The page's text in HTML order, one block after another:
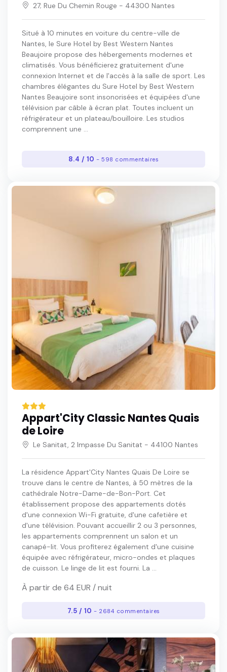
27; Rue Du Chemin Rouge - 44300 Nantes
Situé à 10 minutes en voiture du centre-ville de
Nantes, le Sure Hotel by Best Western Nantes
Beaujoire propose des hébergements modernes et
climatisés. Vous bénéficierez gratuitement d'une
connexion Internet et de l'accès à la salle de sport. Les
chambres élégantes du Sure Hotel by Best Western
Nantes Beaujoire sont insonorisées et équipées d'une
télévision par câble à écran plat. Toutes incluent un
réfrigérateur et un plateau/bouilloire. Les studios
comprennent une ...
8.4 / 10- 598 commentaires
Appart'City Classic Nantes Quais
de Loire
Le Sanitat, 2 Impasse Du Sanitat - 44100 Nantes
La résidence Appart'City Nantes Quais De Loire se
trouve dans le centre de Nantes, à 50 mètres de la
cathédrale Notre-Dame-de-Bon-Port. Cet
établissement propose des appartements dotés
d'une connexion Wi-Fi gratuite, d'une cafetière et
d'une télévision. Pouvant accueillir 2 ou 3 personnes,
les appartements comprennent un salon et un
canapé-lit. Vous profiterez également d'une cuisine
équipée avec réfrigérateur, micro-ondes et plaques
de cuisson. Le linge de lit est fourni. La ...
À partir de 64 EUR / nuit
7.5 / 10 - 2684 commentaires